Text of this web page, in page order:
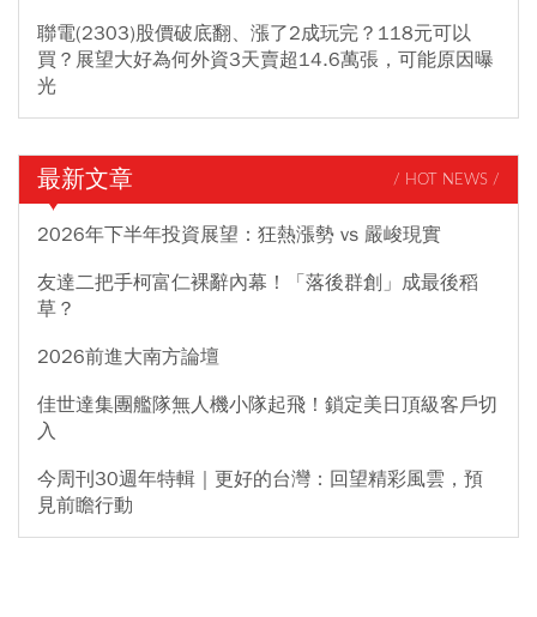
聯電(2303)股價破底翻、漲了2成玩完？118元可以
買？展望大好為何外資3天賣超14.6萬張，可能原因曝
光
最新文章 / HOT NEWS /
2026年下半年投資展望：狂熱漲勢 vs 嚴峻現實
友達二把手柯富仁裸辭內幕！「落後群創」成最後稻
草？
2026前進大南方論壇
佳世達集團艦隊無人機小隊起飛！鎖定美日頂級客戶切
入
今周刊30週年特輯｜更好的台灣：回望精彩風雲，預
見前瞻行動